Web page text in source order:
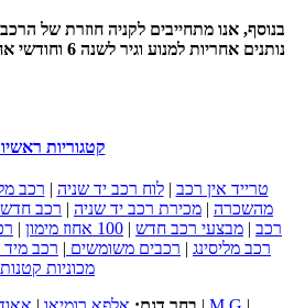
בנוסף, אנו מתחייבים לקניה חוזרת של הרכב
נותנים אחריות למנוע וגיר לשנה 6 וחודשי אחריות למצבר.
קטגוריות
טרייד אין רכב |לוח רכב יד שניה | רכב
מהשכרה | מכירת רכב יד שניה | רכב חדש 0 ק"מ
רכב | מבצעי רכב חדש | 100 אחוז מימון |
רכב מליסינג | רכבים משומשים | רכב
מכוניות קטנות